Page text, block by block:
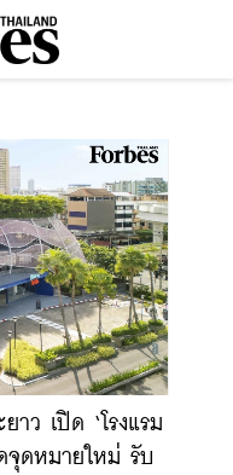
าว เปิด ‘โรงแรม
จุดหมายใหม่ รับ